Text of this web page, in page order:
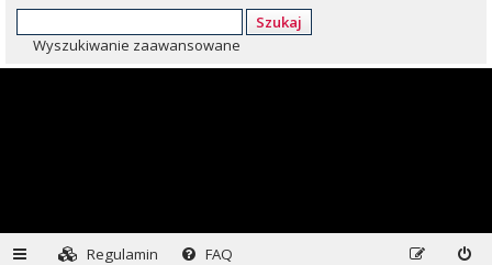
Szukaj
Wyszukiwanie zaawansowane
Regulamin
FAQ